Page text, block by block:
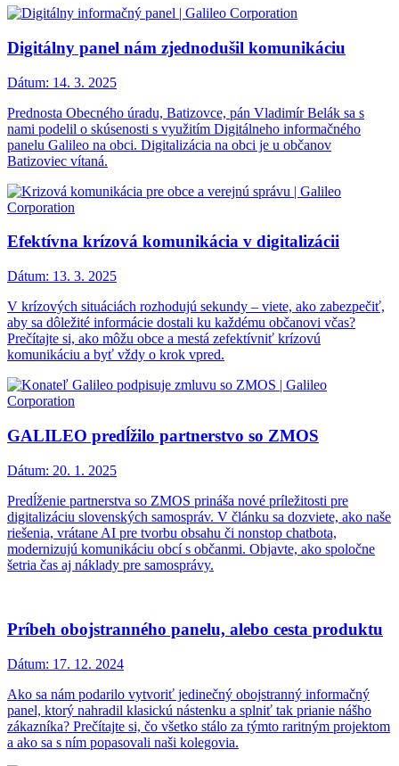
Digitálny panel nám zjednodušil komunikáciu
Dátum: 14. 3. 2025
Prednosta Obecného úradu, Batizovce, pán Vladimír Belák sa s
nami podelil o skúsenosti s využitím Digitálneho informačného
panelu Galileo na obci. Digitalizácia na obci je u občanov
Batizoviec vítaná.
Efektívna krízová komunikácia v digitalizácii
Dátum: 13. 3. 2025
V krízových situáciách rozhodujú sekundy – viete, ako zabezpečiť,
aby sa dôležité informácie dostali ku každému občanovi včas?
Prečítajte si, ako môžu obce a mestá zefektívniť krízovú
komunikáciu a byť vždy o krok vpred.
GALILEO predĺžilo partnerstvo so ZMOS
Dátum: 20. 1. 2025
Predĺženie partnerstva so ZMOS prináša nové príležitosti pre
digitalizáciu slovenských samospráv. V článku sa dozviete, ako naše
riešenia, vrátane AI pre tvorbu obsahu či nonstop chatbota,
modernizujú komunikáciu obcí s občanmi. Objavte, ako spoločne
šetria čas aj náklady pre samosprávy.
Príbeh obojstranného panelu, alebo cesta produktu
Dátum: 17. 12. 2024
Ako sa nám podarilo vytvoriť jedinečný obojstranný informačný
panel, ktorý nahradil klasickú nástenku a splniť tak prianie nášho
zákazníka? Prečítajte si, čo všetko stálo za týmto raritným projektom
a ako sa s ním popasovali naši kolegovia.